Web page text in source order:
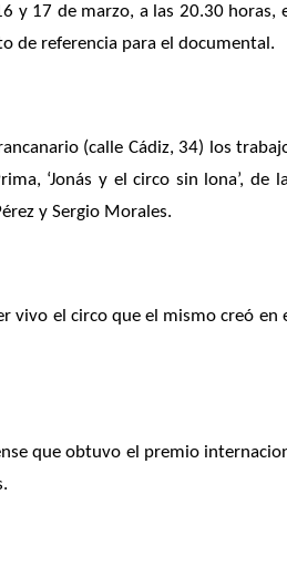
y 17 de marzo, a las 20.30
de referencia para el documental.
(calle Cádiz, 34) los
‘Jonás y el circo sin lona’,
y Sergio Morales.
vivo el circo que el mismo creó
que obtuvo el premio